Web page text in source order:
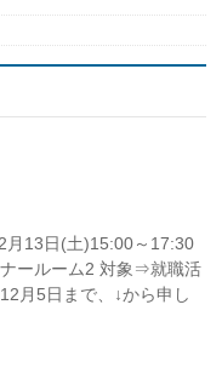
13日(土)15:00～17:30
ールーム2 対象⇒就職活
月5日まで、↓から申し